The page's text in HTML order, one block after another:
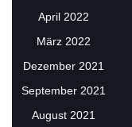
April 2022
März 2022
Dezember 2021
September 2021
August 2021